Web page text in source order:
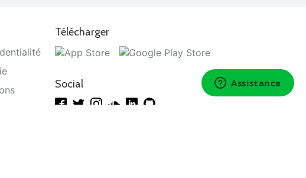
Télécharger
Social